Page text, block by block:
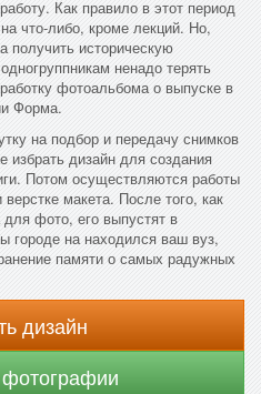
Как правило в этот период
что-либо, кроме лекций. Но,
получить историческую
ненадо терять
фотоальбома о выпуске в
Форма.
на подбор и передачу снимков
дизайн для создания
Потом осуществляются работы
макета. После того, как
фото, его выпустят в
городе на находился ваш вуз,
памяти о самых радужных
дизайн
фотографии